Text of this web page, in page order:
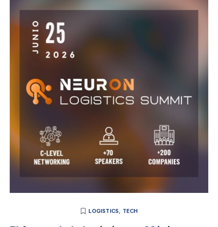
LOGISTICS, TECH